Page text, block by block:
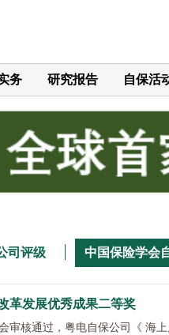
务 研究报告 自保活
司评级 中国保险学会
革发展优秀成果二等奖
审核通过，粤电自保公司《 海